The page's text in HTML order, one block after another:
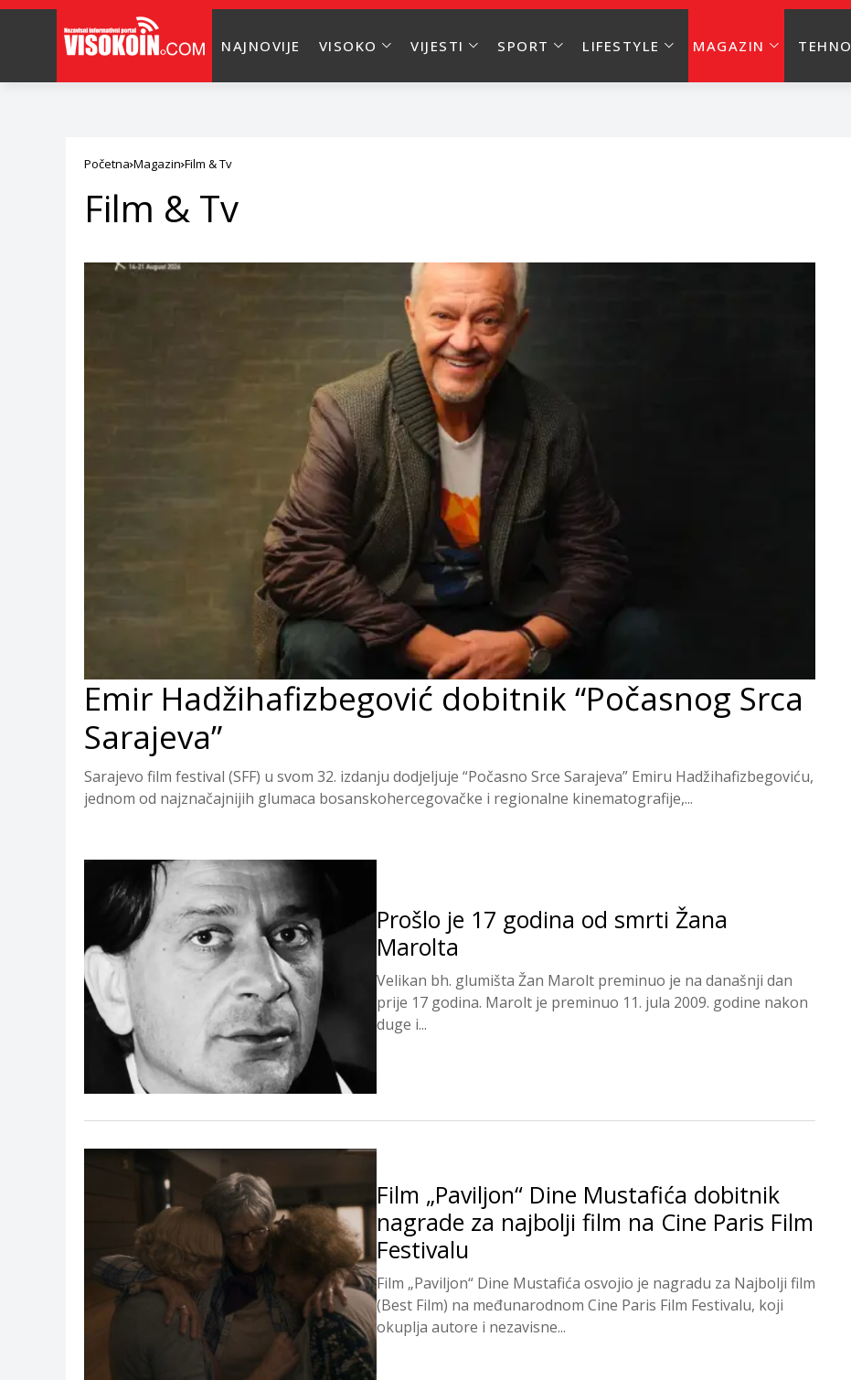
NAJNOVIJE VISOKO VIJESTI SPORT LIFESTYLE MAGAZIN TEHNO
Početna Magazin Film & Tv
Film & Tv
Emir Hadžihafizbegović dobitnik “Počasnog Srca
Sarajeva”
Sarajevo film festival (SFF) u svom 32. izdanju dodjeljuje “Počasno Srce Sarajeva” Emiru Hadžihafizbegoviću,
jednom od najznačajnijih glumaca bosanskohercegovačke i regionalne kinematografije,...
Prošlo je 17 godina od smrti Žana
Marolta
Velikan bh. glumišta Žan Marolt preminuo je na današnji dan
prije 17 godina. Marolt je preminuo 11. jula 2009. godine nakon
duge i...
Film „Paviljon“ Dine Mustafića dobitnik
nagrade za najbolji film na Cine Paris Film
Festivalu
Film „Paviljon“ Dine Mustafića osvojio je nagradu za Najbolji film
(Best Film) na međunarodnom Cine Paris Film Festivalu, koji
okuplja autore i nezavisne...